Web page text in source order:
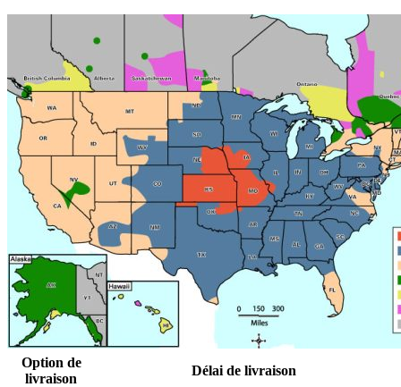
Option de
livraison
Délai de livraison